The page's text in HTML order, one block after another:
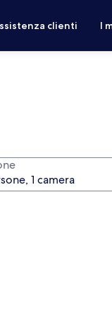
clienti I